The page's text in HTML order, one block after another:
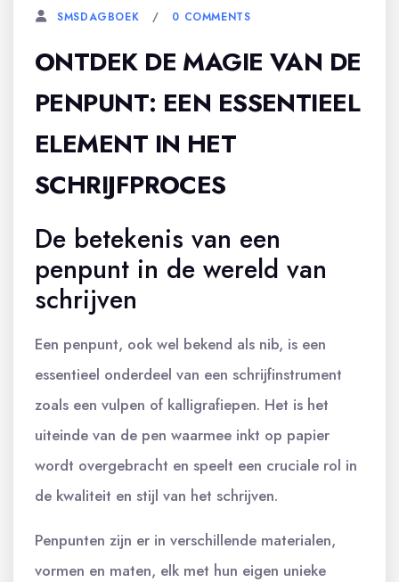
SMSDAGBOEK 0 COMMENTS
ONTDEK DE MAGIE VAN DE
PENPUNT: EEN ESSENTIEEL
ELEMENT IN HET
SCHRIJFPROCES
De betekenis van een
penpunt in de wereld van
schrijven
Een penpunt, ook wel bekend als nib, is een
essentieel onderdeel van een schrijfinstrument
zoals een vulpen of kalligrafiepen. Het is het
uiteinde van de pen waarmee inkt op papier
wordt overgebracht en speelt een cruciale rol in
de kwaliteit en stijl van het schrijven.
Penpunten zijn er in verschillende materialen,
vormen en maten, elk met hun eigen unieke